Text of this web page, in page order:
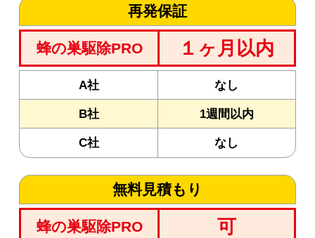
再発保証
蜂の巣駆除PRO １ヶ月以内
A社 なし
B社 1週間以内
C社 なし
無料見積もり
蜂の巣駆除PRO 可